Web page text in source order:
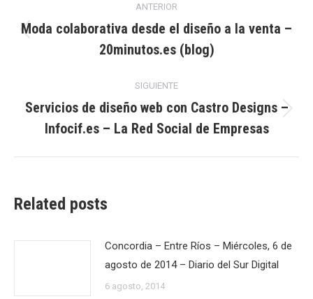
entre
publicaciones
ANTERIOR
Publicación
anterior:
Moda colaborativa desde el diseño a la venta –
20minutos.es (blog)
SIGUIENTE
Publicación
siguiente:
Servicios de diseño web con Castro Designs –
Infocif.es – La Red Social de Empresas
Related posts
Concordia – Entre Ríos – Miércoles, 6 de
agosto de 2014 – Diario del Sur Digital
6 agosto, 2014